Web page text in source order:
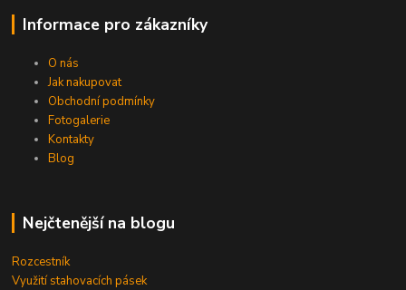
Informace pro zákazníky
O nás
Jak nakupovat
Obchodní podmínky
Fotogalerie
Kontakty
Blog
Nejčtenější na blogu
Rozcestník
Využití stahovacích pásek